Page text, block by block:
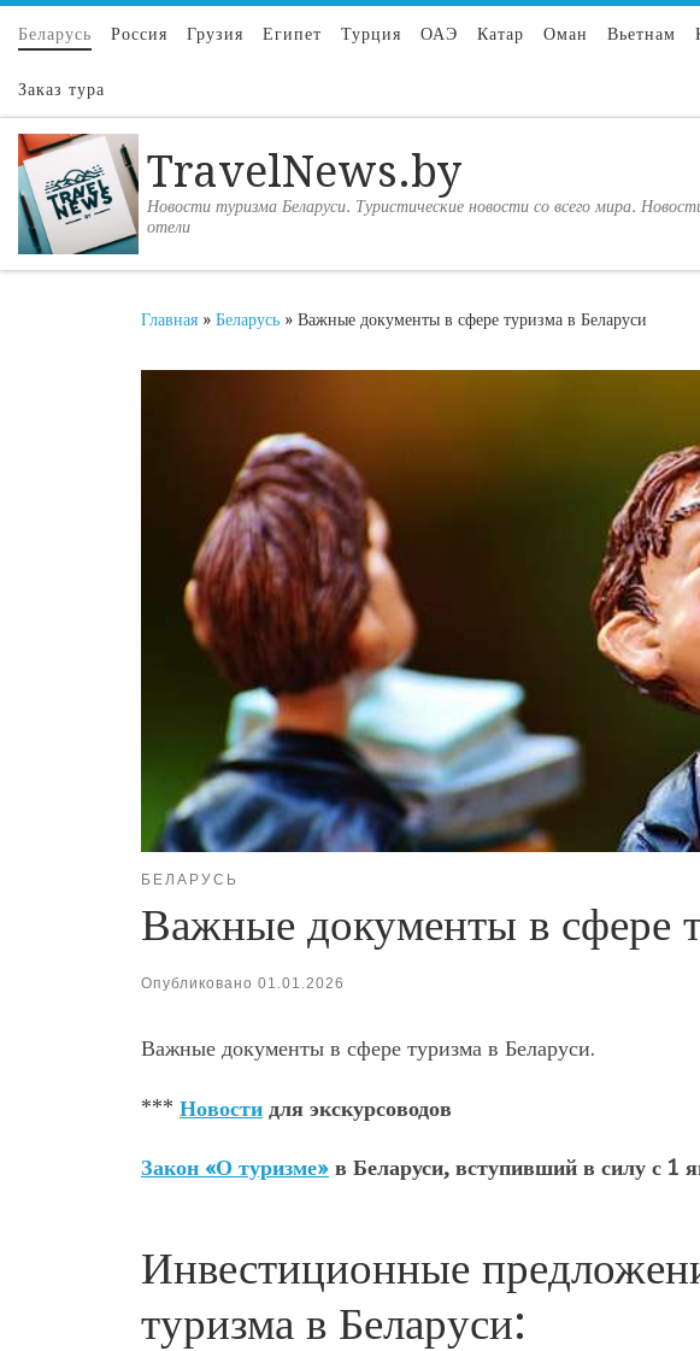
Перейти к содержимому
Беларусь Россия Грузия Египет Турция ОАЭ Катар Оман Вьетнам
Заказ тура
TravelNews.by
Новости туризма Беларуси. Туристические новости со всего мира.
отели
Главная » Беларусь » Важные документы в сфере туризма в Беларуси
БЕЛАРУСЬ
Важные документы в сфере
Опубликовано 01.01.2026
Важные документы в сфере туризма в Беларуси.
*** Новости для экскурсоводов
Закон «О туризме» в Беларуси, вступивший в силу с 1
Инвестиционные
туризма в Беларуси: